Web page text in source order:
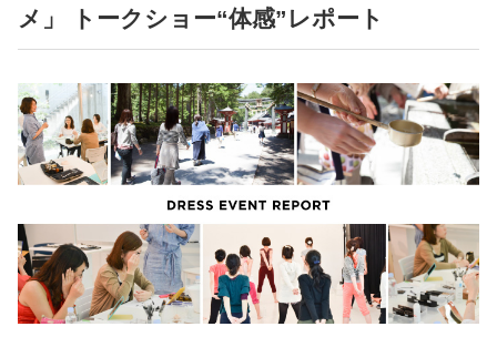
ゲーム
メ」 トークショー“体感”レポート